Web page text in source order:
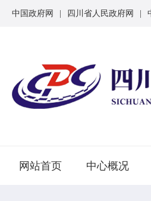
中国政府网 | 四川省人民政府网 |
网站首页 中心概况